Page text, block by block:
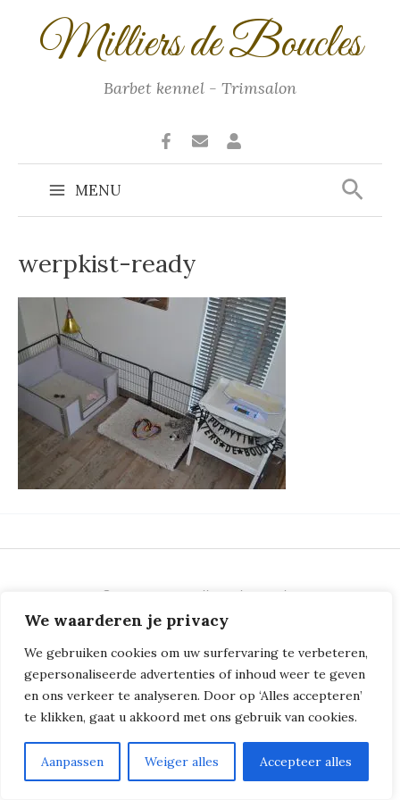
We waarderen je privacy
We gebruiken cookies om uw surfervaring te verbeteren,
gepersonaliseerde advertenties of inhoud weer te geven
en ons verkeer te analyseren. Door op ‘Alles accepteren’
te klikken, gaat u akkoord met ons gebruik van cookies.
Aanpassen Weiger alles Accepteer alles
Milliers de Boucles
Barbet kennel - Trimsalon
Main
Menu
MENU
werpkist-ready
© 2018 - 2026 Milliers de Boucles